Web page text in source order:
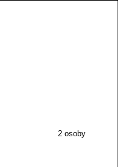
2 osoby